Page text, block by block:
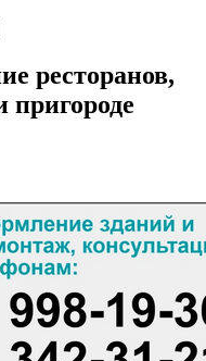
ресторанов,
пригороде